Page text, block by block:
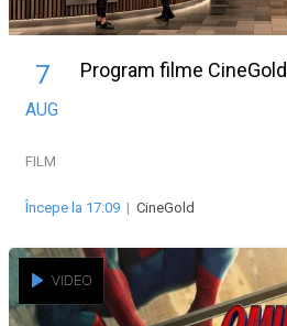
7
AUG
Program filme CineGold
FILM
Începe la 17:09 | CineGold
VIDEO